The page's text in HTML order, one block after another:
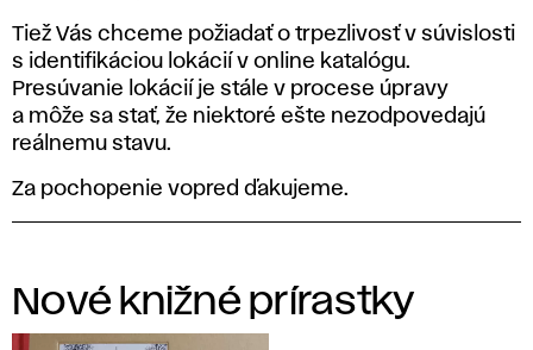
Tiež Vás chceme požiadať o trpezlivosť v súvislosti
s identifikáciou lokácií v online katalógu.
Presúvanie lokácií je stále v procese úpravy
a môže sa stať, že niektoré ešte nezodpovedajú
reálnemu stavu.
Za pochopenie vopred ďakujeme.
Nové knižné prírastky